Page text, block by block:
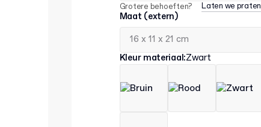
Grotere behoeften? Laten we praten
Maat (extern)
Kleur materiaal:Zwart